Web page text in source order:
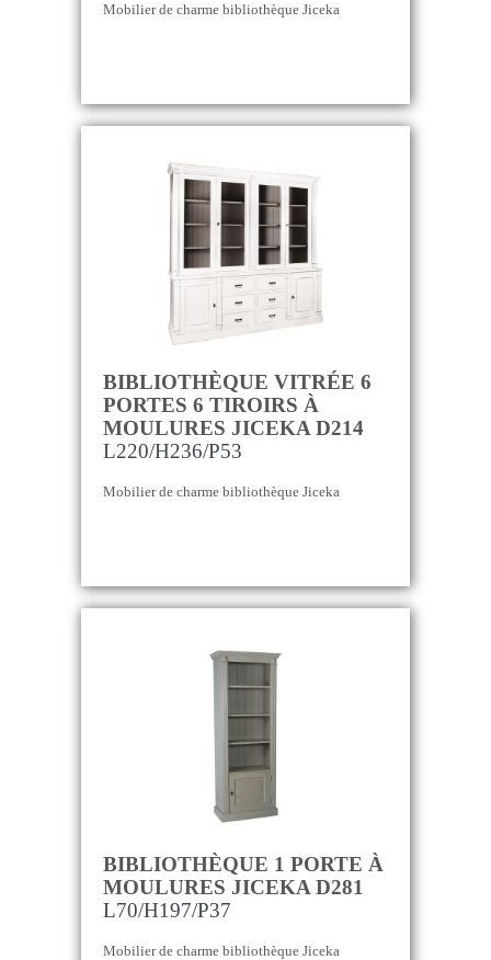
Mobilier de charme bibliothèque Jiceka
BIBLIOTHÈQUE VITRÉE 6
PORTES 6 TIROIRS À
MOULURES JICEKA D214
L220/H236/P53
Mobilier de charme bibliothèque Jiceka
BIBLIOTHÈQUE 1 PORTE À
MOULURES JICEKA D281
L70/H197/P37
Mobilier de charme bibliothèque Jiceka